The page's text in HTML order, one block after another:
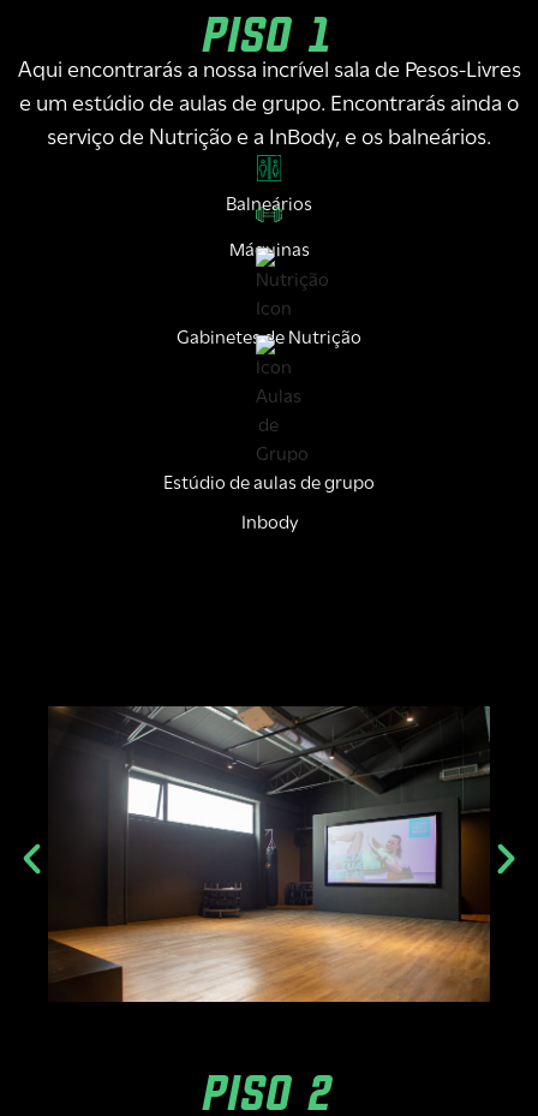
PISO 1
Aqui encontrarás a nossa incrível sala de Pesos-Livres
e um estúdio de aulas de grupo. Encontrarás ainda o
serviço de Nutrição e a InBody, e os balneários.
Balneários
Máquinas
Gabinetes de Nutrição
Estúdio de aulas de grupo
Inbody
PISO 2